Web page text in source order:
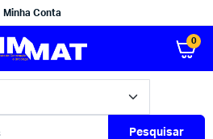
Minha Conta
0
Pesquisar